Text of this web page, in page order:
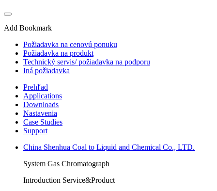
Add Bookmark
Požiadavka na cenovú ponuku
Požiadavka na produkt
Technický servis/ požiadavka na podporu
Iná požiadavka
Prehľad
Applications
Downloads
Nastavenia
Case Studies
Support
China Shenhua Coal to Liquid and Chemical Co., LTD.
System Gas Chromatograph
Introduction Service&Product